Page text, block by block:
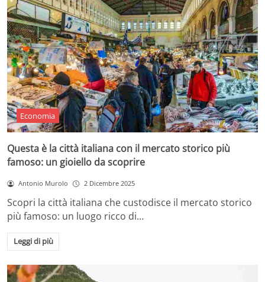
Economia
Questa è la città italiana con il mercato storico più
famoso: un gioiello da scoprire
Antonio Murolo 2 Dicembre 2025
Scopri la città italiana che custodisce il mercato storico
più famoso: un luogo ricco di…
Leggi di più